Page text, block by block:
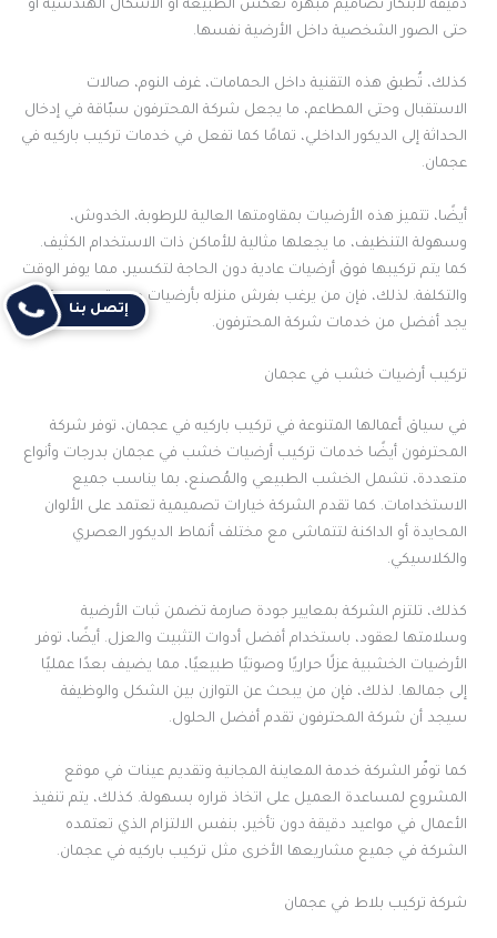
دقيقة لابتكار تصاميم مبهرة تعكس الطبيعة أو الأشكال الهندسية أو
حتى الصور الشخصية داخل الأرضية نفسها.
كذلك، تُطبق هذه التقنية داخل الحمامات، غرف النوم، صالات
الاستقبال وحتى المطاعم، ما يجعل شركة المحترفون سبّاقة في إدخال
الحداثة إلى الديكور الداخلي، تمامًا كما تفعل في خدمات تركيب باركيه في
عجمان.
أيضًا، تتميز هذه الأرضيات بمقاومتها العالية للرطوبة، الخدوش،
وسهولة التنظيف، ما يجعلها مثالية للأماكن ذات الاستخدام الكثيف.
كما يتم تركيبها فوق أرضيات عادية دون الحاجة لتكسير، مما يوفر الوقت
والتكلفة. لذلك، فإن من يرغب بفرش منزله بأرضيات مبهرة وعصرية لا
يجد أفضل من خدمات شركة المحترفون.
تركيب أرضيات خشب في عجمان
في سياق أعمالها المتنوعة في تركيب باركيه في عجمان، توفر شركة
المحترفون أيضًا خدمات تركيب أرضيات خشب في عجمان بدرجات وأنواع
متعددة، تشمل الخشب الطبيعي والمُصنع، بما يناسب جميع
الاستخدامات. كما تقدم الشركة خيارات تصميمية تعتمد على الألوان
المحايدة أو الداكنة لتتماشى مع مختلف أنماط الديكور العصري
والكلاسيكي.
كذلك، تلتزم الشركة بمعايير جودة صارمة تضمن ثبات الأرضية
وسلامتها لعقود، باستخدام أفضل أدوات التثبيت والعزل. أيضًا، توفر
الأرضيات الخشبية عزلًا حراريًا وصوتيًا طبيعيًا، مما يضيف بعدًا عمليًا
إلى جمالها. لذلك، فإن من يبحث عن التوازن بين الشكل والوظيفة
سيجد أن شركة المحترفون تقدم أفضل الحلول.
كما توفّر الشركة خدمة المعاينة المجانية وتقديم عينات في موقع
المشروع لمساعدة العميل على اتخاذ قراره بسهولة. كذلك، يتم تنفيذ
الأعمال في مواعيد دقيقة دون تأخير، بنفس الالتزام الذي تعتمده
الشركة في جميع مشاريعها الأخرى مثل تركيب باركيه في عجمان.
شركة تركيب بلاط في عجمان
إتصل بنا